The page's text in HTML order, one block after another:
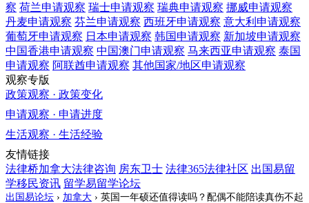
察 荷兰申请观察 瑞士申请观察 瑞典申请观察 挪威申请观察
丹麦申请观察 芬兰申请观察 西班牙申请观察 意大利 申请观察
葡萄牙申请观察 日本申请观察 韩国申请观察 新加坡申请观察
中国香港申请观察 中国澳门申请观察 马来西亚申请观察 泰国
申请观察 阿联酋申请观察 其他国家/地区申请观察
观察专版
政策观察 · 政策变化
申请观察 · 申请进度
生活观察 · 生活经验
友情链接
法律桥加拿大法律咨询 房东卫士 法律365法律社区 出国易留
学移民资讯 留学易留学论坛
出国易论坛 › 加拿大 › 英国一年硕还值得读吗？配偶不能陪读真伤不起